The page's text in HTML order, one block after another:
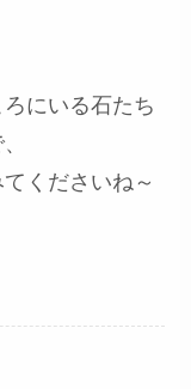
にいる石たち
くださいね～